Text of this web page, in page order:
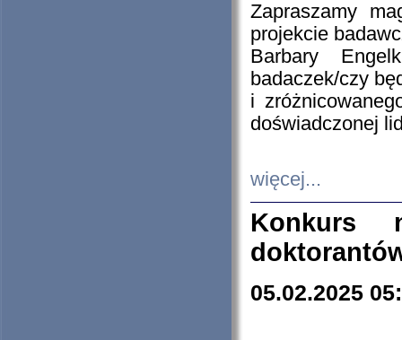
Zapraszamy
projekcie
Barbary
badaczek/czy
i
doświadczonej
więcej...
Konkurs
05.02.2025